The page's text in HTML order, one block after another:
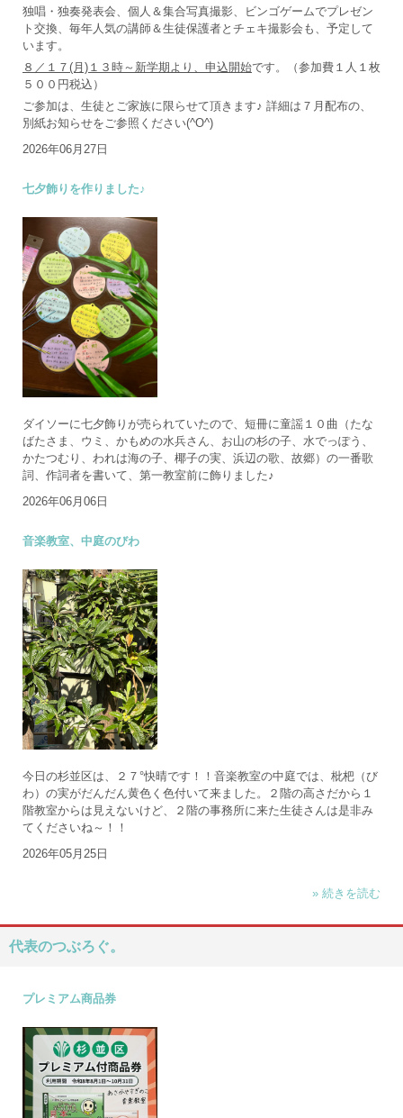
独唱・独奏発表会、個人＆集合写真撮影、ビンゴゲームでプレゼン
ト交換、毎年人気の講師＆生徒保護者とチェキ撮影会も、予定して
います。
８／１７(月)１３時～新学期より、申込開始です。（参加費１人１枚
５００円税込）
ご参加は、生徒とご家族に限らせて頂きます♪ 詳細は７月配布の、
別紙お知らせをご参照ください(^O^)
2026年06月27日
七夕飾りを作りました♪
ダイソーに七夕飾りが売られていたので、短冊に童謡１０曲（たな
ばたさま、ウミ、かもめの水兵さん、お山の杉の子、水でっぽう、
かたつむり、われは海の子、椰子の実、浜辺の歌、故郷）の一番歌
詞、作詞者を書いて、第一教室前に飾りました♪
2026年06月06日
音楽教室、中庭のびわ
今日の杉並区は、２７°快晴です！！音楽教室の中庭では、枇杷（び
わ）の実がだんだん黄色く色付いて来ました。２階の高さだから１
階教室からは見えないけど、２階の事務所に来た生徒さんは是非み
てくださいね～！！
2026年05月25日
» 続きを読む
代表のつぶろぐ。
プレミアム商品券